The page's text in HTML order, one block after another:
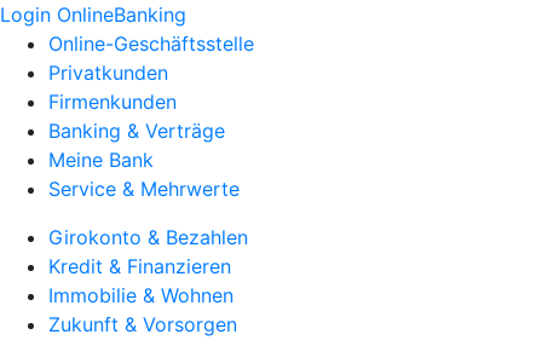
Login OnlineBanking
Online-Geschäftsstelle
Privatkunden
Firmenkunden
Banking & Verträge
Meine Bank
Service & Mehrwerte
Girokonto & Bezahlen
Kredit & Finanzieren
Immobilie & Wohnen
Zukunft & Vorsorgen